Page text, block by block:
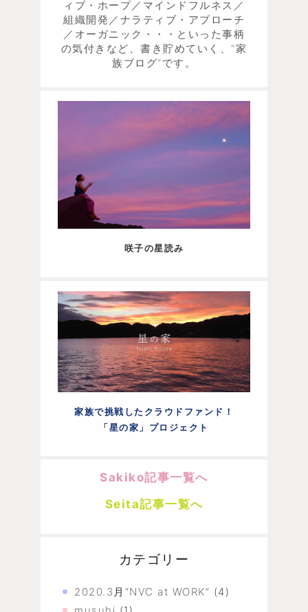
ィブ・ホープ／マインドフルネス／
組織開発／ナラティブ・アプローチ
／オーガニック・・・といった事柄
の気付きなど、書き貯めていく、“家
族ブログ”です。
咲子の星読み
家族で挑戦したクラウドファンド！
「星の家」プロジェクト
Sakiko記事一覧へ
Seita記事一覧へ
カテゴリー
2020.3月“NVC at WORK” (4)